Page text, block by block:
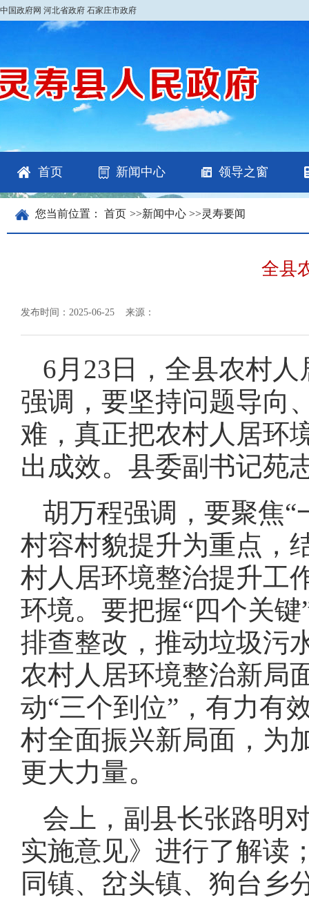
中国政府网 河北省政府 石家庄市政府
首页 新闻中心 领导之窗
您当前位置： 首页 >>新闻中心 >>灵寿要闻
全县
发布时间：2025-06-25 来源：
6月23日，全县农村
强调，要坚持问题导向
难，真正把农村人居环
出成效。县委副书记苑
胡万程强调，要聚焦
村容村貌提升为重点，
村人居环境整治提升工
环境。要把握“四个关
排查整改，推动垃圾污
农村人居环境整治新局
动“三个到位”，有力有
村全面振兴新局面，为
更大力量。
会上，副县长张路明
实施意见》进行了解读
同镇、岔头镇、狗台乡